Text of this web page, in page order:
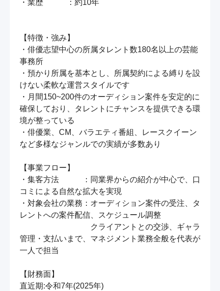
・業歴　　　：約10年
【特徴・強み】
・俳優志望中心の所属タレント数180名以上の芸能
事務所
・預かり所属を基本とし、所属契約による縛りを設
けない柔軟な運営スタイルです
・月間150~200件のオーディション案件を安定的に
確保しており、タレントにチャンスを提供できる環
境が整っている
・俳優業、CM、バラエティ番組、レースクイーン
など多様なジャンルでの実績が多数あり
【事業フロー】
・集客方法　　　：同業界からの紹介が中心で、口
コミによる自然な拡大を実現
・対象会社の業務：オーディション案件の受注、タ
レントへの案件配信、スケジュール調整
クライアントとの交渉、ギャラ
管理・支払いまで、マネジメント業務全般を代表が
一人で担当
【財務面】
直近期:令和7年(2025年)